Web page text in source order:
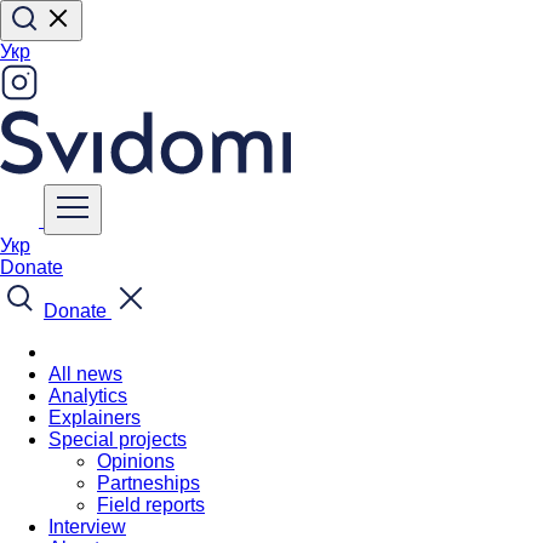
Укр
Укр
Donate
Donate
All news
Analytics
Explainers
Special projects
Opinions
Partneships
Field reports
Interview